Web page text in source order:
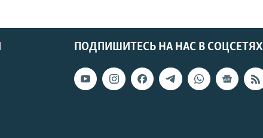
ПОДПИШИТЕСЬ НА НАС В СОЦСЕТЯХ